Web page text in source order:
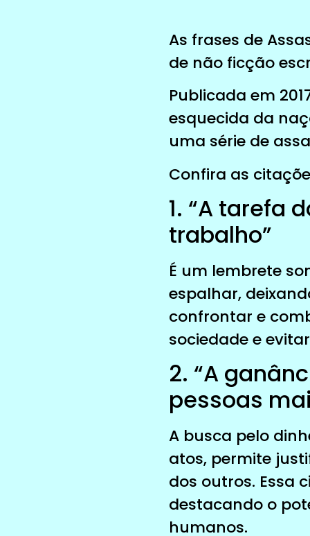
As frases de
de não ficção
Publicada em
esquecida da
uma série de
Confira as
1. “A tarefa
trabalho”
É um lembrete
espalhar,
confrontar e
sociedade e
2. “A
pessoas
A busca pelo
atos, permite
dos outros. Essa
destacando o
humanos.